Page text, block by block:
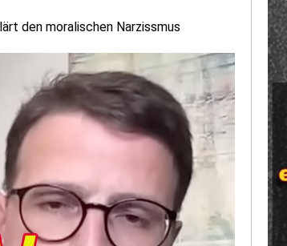
den moralischen Narzissmus